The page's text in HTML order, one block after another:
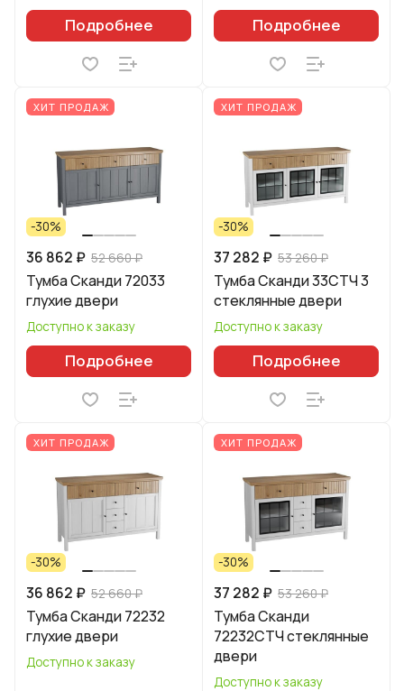
Подробнее Подробнее
ХИТ ПРОДАЖ
-30%
36 862 ₽ 52 660 ₽
Тумба Сканди 72033
глухие двери
Доступно к заказу
Подробнее
ХИТ ПРОДАЖ
-30%
37 282 ₽ 53 260 ₽
Тумба Сканди 33СТЧ 3
стеклянные двери
Доступно к заказу
Подробнее
ХИТ ПРОДАЖ
-30%
36 862 ₽ 52 660 ₽
Тумба Сканди 72232
глухие двери
Доступно к заказу
ХИТ ПРОДАЖ
-30%
37 282 ₽ 53 260 ₽
Тумба Сканди
72232СТЧ стеклянные
двери
Доступно к заказу